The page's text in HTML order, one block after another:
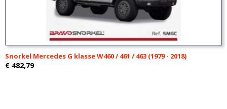
Snorkel Mercedes G klasse W460 / 461 / 463 (1979 - 2018)
€ 482,79